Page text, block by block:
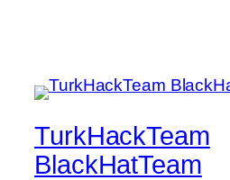
TurkHackTeam
BlackHatTeam